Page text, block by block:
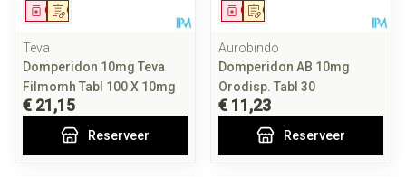
Op voorschrift
Geneesmiddel
Teva
Domperidon 10mg Teva
Filmomh Tabl 100 X 10mg
€ 21,15
Reserveer
Op voorschrift
Geneesmiddel
Aurobindo
Domperidon AB 10mg
Orodisp. Tabl 30
€ 11,23
Reserveer